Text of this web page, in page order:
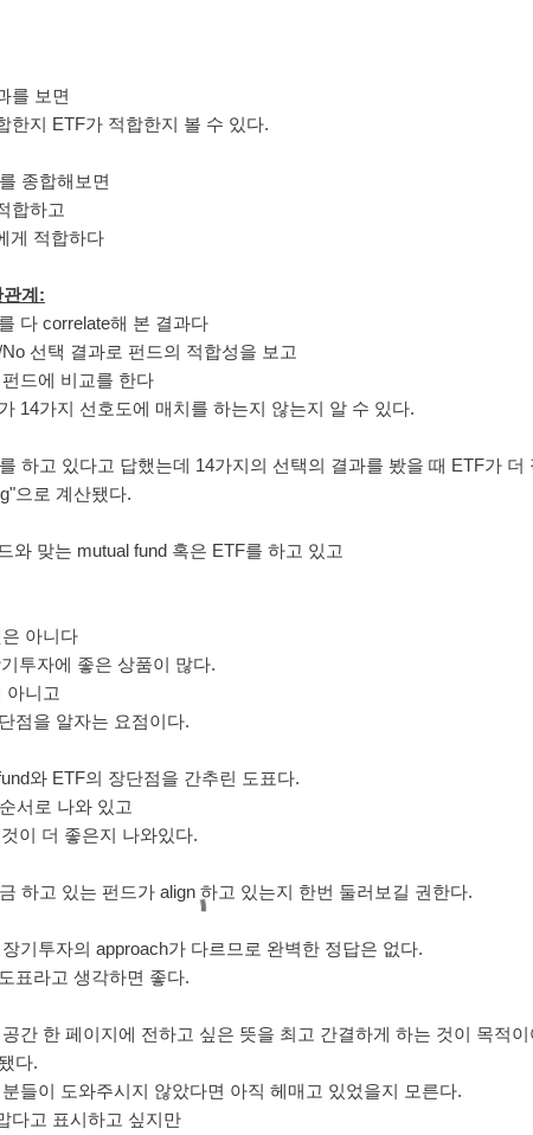
를 보면
한지 ETF가 적합한지 볼 수 있다.
종합해보면
합하고
게 적합하다
계:
다 correlate해 본 결과다
선택 결과로 펀드의 적합성을 보고
드에 비교를 한다
14가지 선호도에 매치를 하는지 않는지 알 수 있다.
하고 있다고 답했는데 14가지의 선택의 결과를 봤을 때 ETF가 더
으로 계산됐다.
와 맞는 mutual fund 혹은 ETF를 하고 있고
아니다
투자에 좋은 상품이 많다.
아니고
점을 알자는 요점이다.
와 ETF의 장단점을 간추린 도표다.
서로 나와 있고
이 더 좋은지 나와있다.
하고 있는 펀드가 align 하고 있는지 한번 둘러보길 권한다.
기투자의 approach가 다르므로 완벽한 정답은 없다.
표라고 생각하면 좋다.
간 한 페이지에 전하고 싶은 뜻을 최고 간결하게 하는 것이 목적
다.
들이 도와주시지 않았다면 아직 헤매고 있었을지 모른다.
다고 표시하고 싶지만